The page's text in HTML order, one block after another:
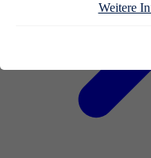
Weitere